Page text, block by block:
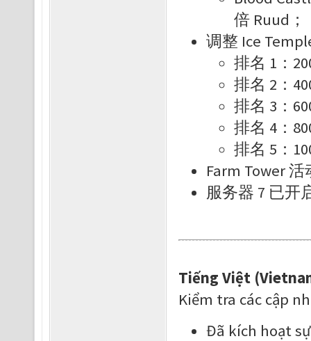
倍 Ruud；
调整 Ice
排名 1：
排名 2：
排名 3：
排名 4：
排名 5：
Farm Tower
服务器 7 已开
Tiếng Việt
Kiểm tra các cập
Đã kích hoạt